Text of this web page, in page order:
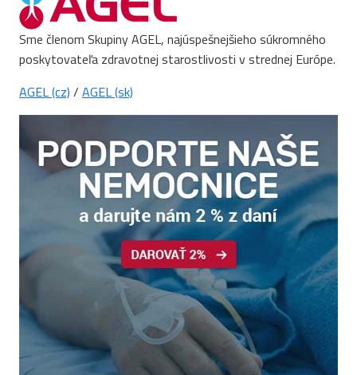
Sme členom Skupiny AGEL, najúspešnejšieho súkromného
poskytovateľa zdravotnej starostlivosti v strednej Európe.
AGEL (cz) / AGEL (sk)